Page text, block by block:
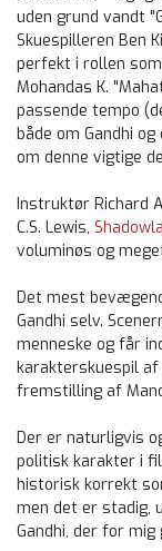
uden grund vandt
Skuespilleren Ben
perfekt i rollen
Mohandas K.
passende tempo
både om Gandhi
om denne vigtige
Instruktør Richard
C.S. Lewis,
voluminøs og
Det mest
Gandhi selv.
menneske og får
karakterskuespil af
fremstilling af
Der er naturligvis
politisk karakter i
historisk korrekt
men det er stadig,
Gandhi, der for